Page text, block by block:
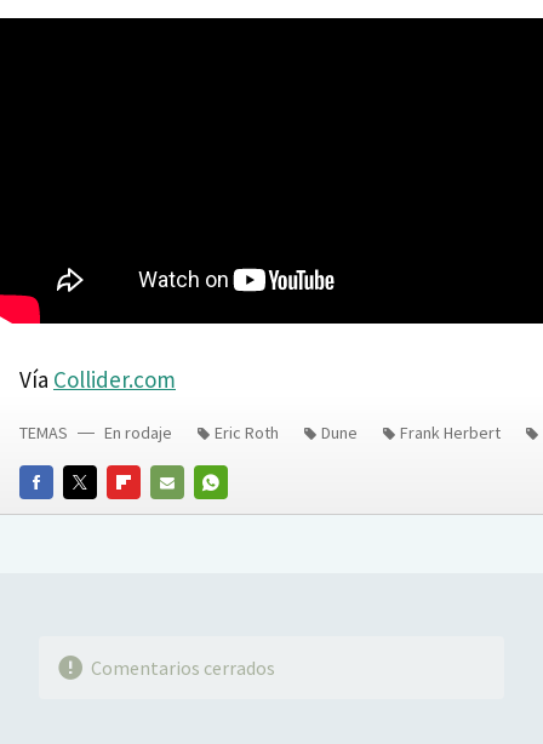
Vía Collider.com
FACEBOOKTWITTERFLIPBOARD
E-
WHATSAPP
TEMAS En rodaje Eric Roth Dune Frank Herbert
Comentarios cerrados